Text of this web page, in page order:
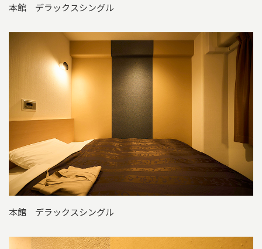
本館 デラックスシングル
本館 デラックスシングル